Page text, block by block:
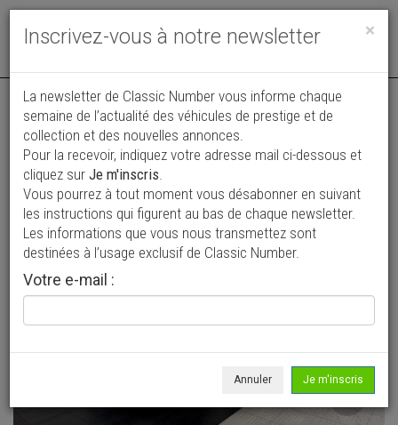
Toggle
Annonce actualisée le 02/08/2026 ( il y a 6 jours )
Ford Thunderbird Convertible
35 000 €
1955 Cabriolet / roadster 34 640 mi
×
Inscrivez-vous à notre newsletter
La newsletter de Classic Number vous informe chaque
semaine de l’actualité des véhicules de prestige et de
collection et des nouvelles annonces.
Pour la recevoir, indiquez votre adresse mail ci-dessous et
cliquez sur Je m'inscris.
Vous pourrez à tout moment vous désabonner en suivant
les instructions qui figurent au bas de chaque newsletter.
Les informations que vous nous transmettez sont
destinées à l’usage exclusif de Classic Number.
Votre e-mail :
Annuler Je m'inscris